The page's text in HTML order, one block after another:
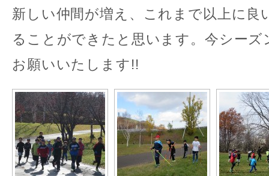
新しい仲間が増え、これまで以上に良
ることができたと思います。今シーズ
お願いいたします!!